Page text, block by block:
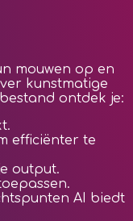
mouwen op en
kunstmatige
ontdek je:
efficiënter te
output.
AI biedt